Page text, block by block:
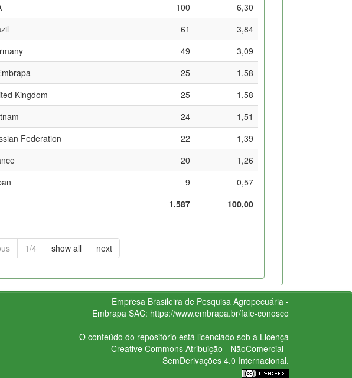
100
6,30
61
3,84
49
3,09
25
1,58
Kingdom
25
1,58
24
1,51
Federation
22
1,39
20
1,26
9
0,57
1.587
100,00
1/4 show all next
Empresa Brasileira de Pesquisa Agropecuária -
Embrapa SAC: https://www.embrapa.br/fale-conosco
O conteúdo do repositório está licenciado sob a Licença
Creative CommonsAtribuição - NãoComercial -
SemDerivações 4.0 Internacional.